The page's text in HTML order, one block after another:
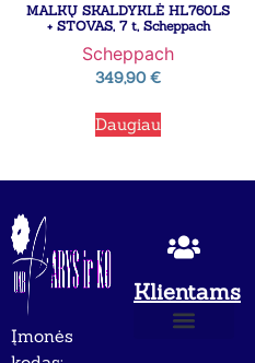
MALKŲ SKALDYKLĖ HL760LS
+ STOVAS, 7 t, Scheppach
Scheppach
349,90€
Daugiau
Įmonės
Klientams